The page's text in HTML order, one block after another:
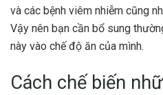
và các bệnh viêm nhiễm cũng
Vậy nên bạn cần bổ sung
này vào chế độ ăn của mình.
Cách chế biến